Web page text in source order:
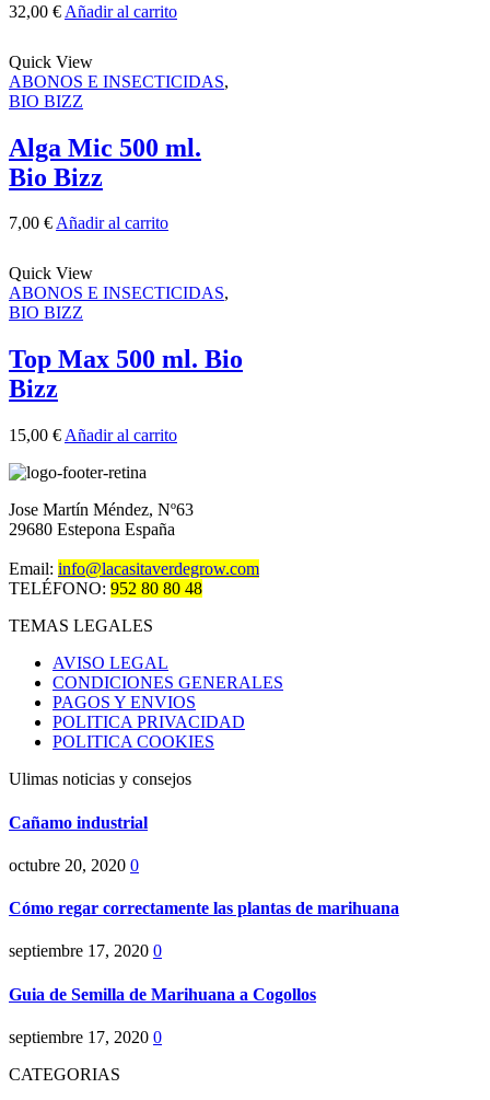
32,00 € Añadir al carrito
Quick View
ABONOS E INSECTICIDAS,
BIO BIZZ
Alga Mic 500 ml.
Bio Bizz
7,00 €Añadir al carrito
Quick View
ABONOS E INSECTICIDAS,
BIO BIZZ
Top Max 500 ml. Bio
Bizz
15,00 € Añadir al carrito
Jose Martín Méndez, Nº63
29680 Estepona España
Email: info@lacasitaverdegrow.com
TELÉFONO: 952 80 80 48
TEMAS LEGALES
AVISO LEGAL
CONDICIONES GENERALES
PAGOS Y ENVIOS
POLITICA PRIVACIDAD
POLITICA COOKIES
Ulimas noticias y consejos
Cañamo industrial
octubre 20, 2020 0
Cómo regar correctamente las plantas de marihuana
septiembre 17, 2020 0
Guia de Semilla de Marihuana a Cogollos
septiembre 17, 2020 0
CATEGORIAS